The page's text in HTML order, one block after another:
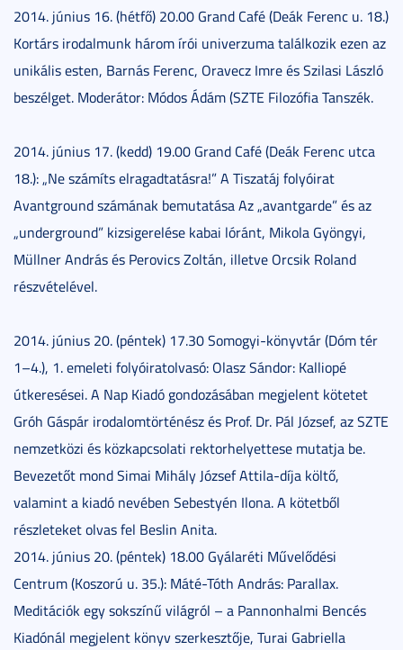
2014. június 16. (hétfő) 20.00 Grand Café (Deák Ferenc u. 18.)
Kortárs irodalmunk három írói univerzuma találkozik ezen az
unikális esten, Barnás Ferenc, Oravecz Imre és Szilasi László
beszélget. Moderátor: Módos Ádám (SZTE Filozófia Tanszék.
2014. június 17. (kedd) 19.00 Grand Café (Deák Ferenc utca
18.): „Ne számíts elragadtatásra!” A Tiszatáj folyóirat
Avantground számának bemutatása Az „avantgarde” és az
„underground” kizsigerelése kabai lóránt, Mikola Gyöngyi,
Müllner András és Perovics Zoltán, illetve Orcsik Roland
részvételével.
2014. június 20. (péntek) 17.30 Somogyi-könyvtár (Dóm tér
1–4.), 1. emeleti folyóiratolvasó: Olasz Sándor: Kalliopé
útkeresései. A Nap Kiadó gondozásában megjelent kötetet
Gróh Gáspár irodalomtörténész és Prof. Dr. Pál József, az SZTE
nemzetközi és közkapcsolati rektorhelyettese mutatja be.
Bevezetőt mond Simai Mihály József Attila-díja költő,
valamint a kiadó nevében Sebestyén Ilona. A kötetből
részleteket olvas fel Beslin Anita.
2014. június 20. (péntek) 18.00 Gyálaréti Művelődési
Centrum (Koszorú u. 35.): Máté-Tóth András: Parallax.
Meditációk egy sokszínű világról – a Pannonhalmi Bencés
Kiadónál megjelent könyv szerkesztője, Turai Gabriella